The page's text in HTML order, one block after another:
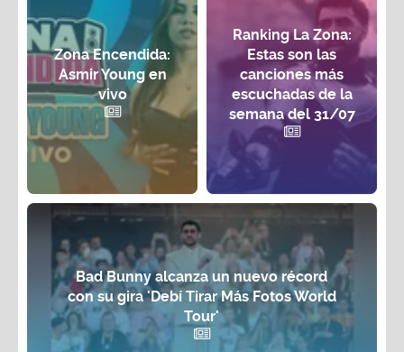
Zona Encendida:
Asmir Young en
vivo
Ranking La Zona:
Estas son las
canciones más
escuchadas de la
semana del 31/07
Bad Bunny alcanza un nuevo récord
con su gira 'Debí Tirar Más Fotos World
Tour'